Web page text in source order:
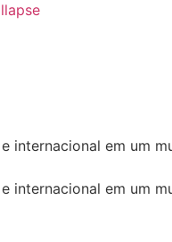
internacional em um
internacional em um